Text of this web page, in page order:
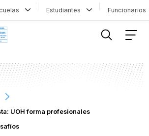
Estudiantes
UOH forma profesionales